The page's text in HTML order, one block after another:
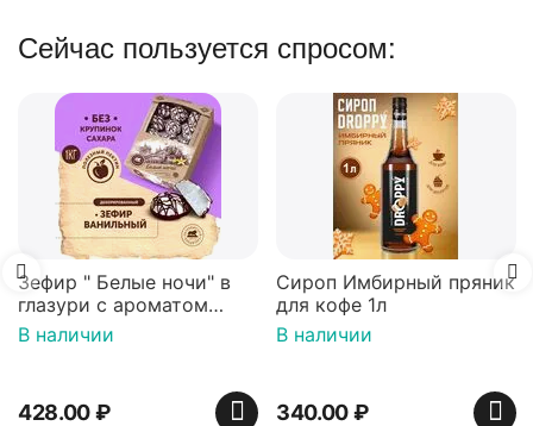
Сейчас пользуется спросом:
Зефир " Белые ночи" в
глазури с ароматом
ванили декорированный
900 гр*4 (телевизор)
В наличии
428.00₽
Сироп Имбирный пряник
для кофе 1л
В наличии
340.00₽